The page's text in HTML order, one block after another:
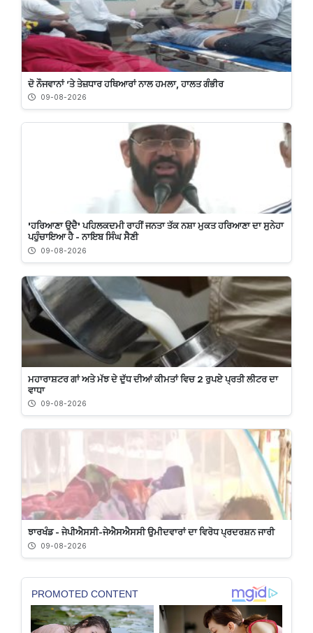
ਦੋ ਨੌਜਵਾਨਾਂ ’ਤੇ ਤੇਜ਼ਧਾਰ ਹਥਿਆਰਾਂ ਨਾਲ ਹਮਲਾ, ਹਾਲਤ ਗੰਭੀਰ
09-08-2026
'ਹਰਿਆਣਾ ਉਦੈ' ਪਹਿਲਕਦਮੀ ਰਾਹੀਂ ਜਨਤਾ ਤੱਕ ਨਸ਼ਾ ਮੁਕਤ ਹਰਿਆਣਾ ਦਾ ਸੁਨੇਹਾ
ਪਹੁੰਚਾਇਆ ਹੈ - ਨਾਇਬ ਸਿੰਘ ਸੈਣੀ
09-08-2026
ਮਹਾਰਾਸ਼ਟਰ ਗਾਂ ਅਤੇ ਮੱਝ ਦੇ ਦੁੱਧ ਦੀਆਂ ਕੀਮਤਾਂ ਵਿਚ 2 ਰੁਪਏ ਪ੍ਰਤੀ ਲੀਟਰ ਦਾ
ਵਾਧਾ
09-08-2026
ਝਾਰਖੰਡ - ਜੇਪੀਐਸਸੀ-ਜੇਐਸਐਸਸੀ ਉਮੀਦਵਾਰਾਂ ਦਾ ਵਿਰੋਧ ਪ੍ਰਦਰਸ਼ਨ ਜਾਰੀ
09-08-2026